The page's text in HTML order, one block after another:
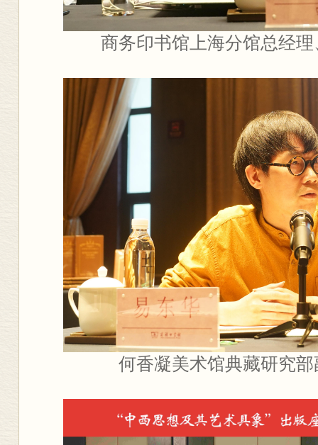
商务印书馆上海分馆总经
何香凝美术馆典藏研究